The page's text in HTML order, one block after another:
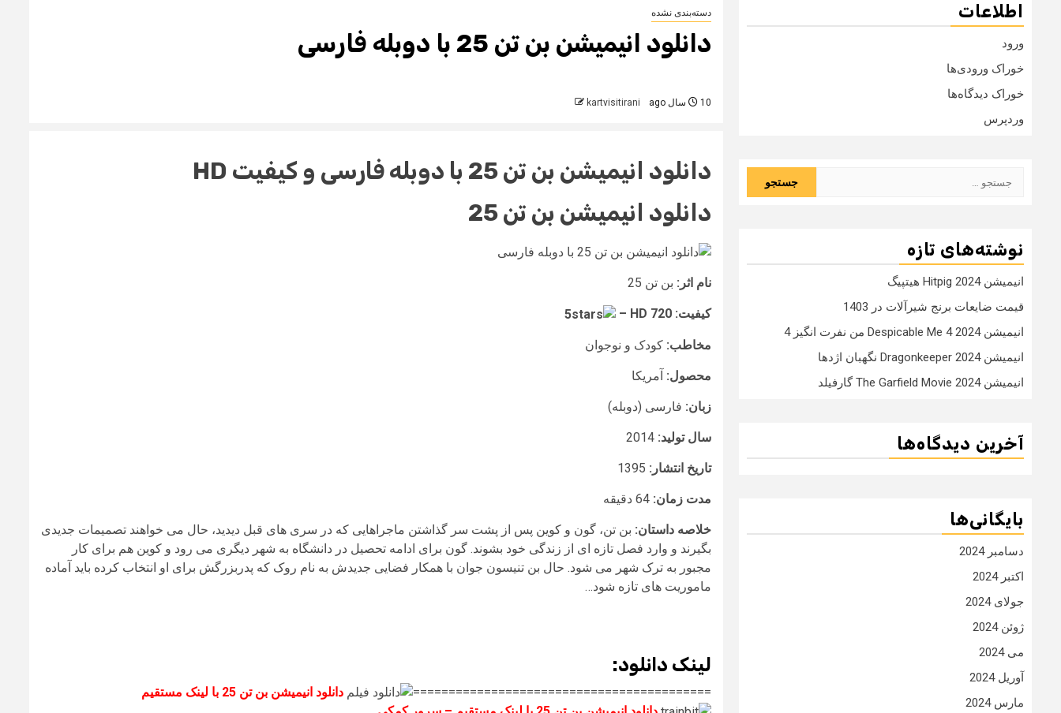
دسته‌بندی نشده
دانلود انیمیشن بن تن 25 با دوبله فارسی
10 سال ago kartvisitirani
دانلود انیمیشن بن تن 25 با دوبله فارسی و کیفیت HD
دانلود انیمیشن بن تن 25
نام اثر: بن تن 25
کیفیت: HD 720 –
مخاطب: کودک و نوجوان
محصول: آمریکا
زبان: فارسی (دوبله)
سال تولید:
تاریخ انتشار:
مدت زمان:
خلاصه داستان: بن تن، گون و کوین پس از پشت سر گذاشتن ماجراهایی که در سری های قبل دیدید، حال می خواهند تصمیمات جدیدی
بگیرند و وارد فصل تازه ای از زندگی خود بشوند. گون برای ادامه تحصیل در دانشگاه به شهر دیگری می رود و کوین هم برای کار
مجبور به ترک شهر می شود. حال بن تنیسون جوان با همکار فضایی جدیدش به نام روک که پدربزرگش برای او انتخاب کرده باید آماده
ماموریت های تازه شود…
لینک دانلود:
==========================================
دانلود انیمیشن بن تن 25 با لینک مستقیم
اطلاعات
ورود
خوراک ورودی‌ها
خوراک دیدگاه‌ها
وردپرس
نوشته‌های تازه
انیمیشن Hitpig 2024 هیتپیگ
قیمت ضایعات برنج شیرآلات در 1403
انیمیشن Despicable Me 4 2024 من نفرت انگیز 4
انیمیشن Dragonkeeper 2024 نگهبان اژدها
انیمیشن The Garfield Movie 2024 گارفیلد
آخرین دیدگاه‌ها
بایگانی‌ها
دسامبر 2024
اکتبر 2024
جولای 2024
ژوئن 2024
می 2024
آوریل 2024
مارس 2024